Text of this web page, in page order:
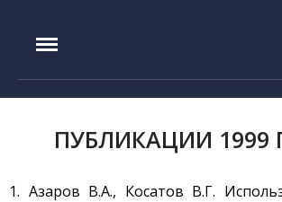
Главная
IAE.KZ
ПУБЛИКАЦИИ 1999
1. Азаров В.А., Косатов В.Г.